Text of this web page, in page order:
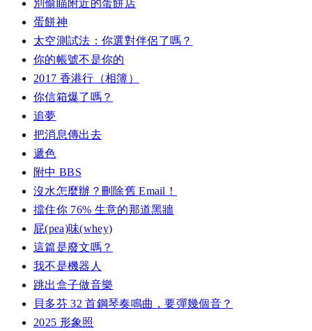
別偷瞄附近的蛋餅店
蛋餅神
太空測試法：你選對伴侶了嗎？
你的帳號不是你的
2017 香港行（相簿）
你信箱爆了嗎？
追夢
把消息傳出去
遞色
附中 BBS
沒水怎麼辦？刪除舊 Email！
擋住你 76% 生意的那道黑牆
屁(pea)味(whey)
這篇是廢文嗎？
我不是機器人
跳出盒子做音樂
貝多芬 32 首鋼琴奏鳴曲，要彈幾個音？
2025 形象照